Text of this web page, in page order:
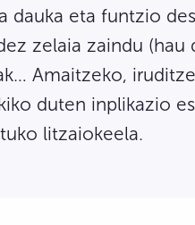
dauka eta funtzio
zelaia zaindu (hau
Amaitzeko,
duten inplikazio
litzaiokeela.